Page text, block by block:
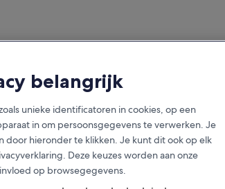
belangrijk
unieke identificatoren in cookies, op een
in om persoonsgegevens te verwerken. Je
door hieronder te klikken. Je kunt dit ook op elk
Deze keuzes worden aan onze
op browsegegevens.